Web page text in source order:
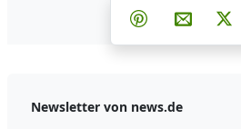
Teilen auf
Teilen auf
Per E-
Newsletter von news.de